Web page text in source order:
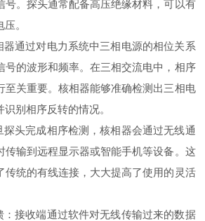
号。探头通常配备高压绝缘材料，可以有
。
通过对电力系统中三相电源的相位关系
号的波形和频率。在三相交流电中，相序
至关重要。核相器能够准确检测出三相电
别相序反转的情况。
头完成相序检测，核相器会通过无线通
传输到远程显示器或智能手机等设备。这
传统的有线连接，大大提高了使用的灵活
接收端通过软件对无线传输过来的数据